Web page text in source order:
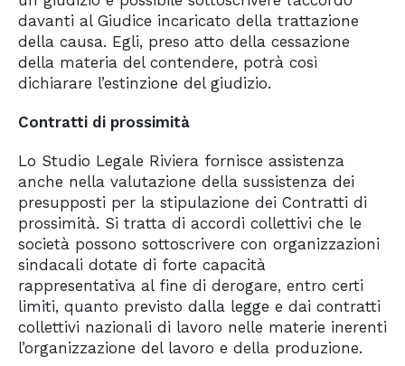
davanti al Giudice incaricato della trattazione
della causa. Egli, preso atto della cessazione
della materia del contendere, potrà così
dichiarare l’estinzione del giudizio.
Contratti di prossimità
Lo Studio Legale Riviera fornisce assistenza
anche nella valutazione della sussistenza dei
presupposti per la stipulazione dei Contratti di
prossimità. Si tratta di accordi collettivi che le
società possono sottoscrivere con organizzazioni
sindacali dotate di forte capacità
rappresentativa al fine di derogare, entro certi
limiti, quanto previsto dalla legge e dai contratti
collettivi nazionali di lavoro nelle materie inerenti
l’organizzazione del lavoro e della produzione.